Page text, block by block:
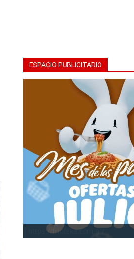
ESPACIO PUBLICITARIO
https://frioteka.com.ar/